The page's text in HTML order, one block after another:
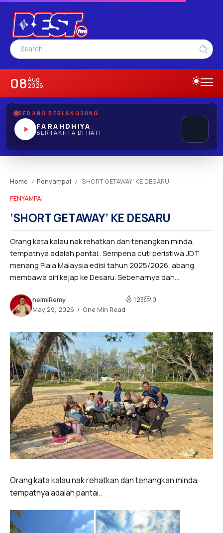
08Aug
2026
SEDANG BERLANGSUNG
FARAHDHIYA
BERTAKHTA DI HATI
Home / Penyampai / ‘SHORT GETAWAY’ KE DESARU
PENYAMPAI
‘SHORT GETAWAY’ KE DESARU
Orang kata kalau nak rehatkan dan tenangkan minda,
tempatnya adalah pantai.. Sempena cuti peristiwa JDT
menang Piala Malaysia edisi tahun 2025/2026, abang
membawa diri kejap ke Desaru. Sebenarnya dah...
helmiRemy
May 29, 2026
One Min Read
123 0
Orang kata kalau nak rehatkan dan tenangkan minda,
tempatnya adalah pantai..